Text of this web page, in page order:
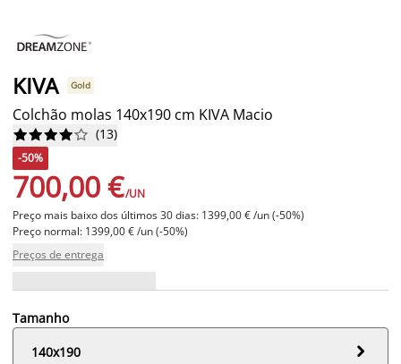
KIVA Gold
Colchão molas 140x190 cm KIVA Macio





 (13)
-50%
700,00 €/UN
Preço mais baixo dos últimos 30 dias: 1399,00 € /un (-50%)
Preço normal: 1399,00 € /un (-50%)
Preços de entrega
Tamanho
140x190
